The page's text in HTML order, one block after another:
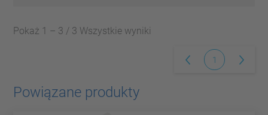
Pokaż 1 – 3 / 3 Wszystkie wyniki
1
Powiązane produkty